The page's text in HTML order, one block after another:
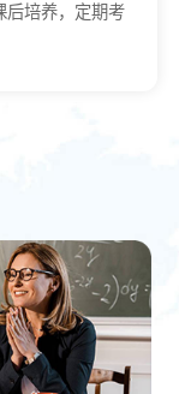
后培养，定期考